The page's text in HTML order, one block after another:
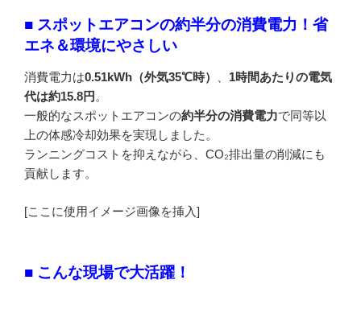
■ スポットエアコンの約半分の消費電力！省
エネ＆環境にやさしい
消費電力は0.51kWh（外気35℃時）
1時間あたりの電気
代は約15.8円 。
一般的なスポットエアコンの約半分の消費電力で同等以
上の体感冷却効果を実現しました。
ランニングコストを抑えながら、CO₂排出量の削減にも
貢献します。
[ここに使用イメージ画像を挿入]
■ こんな現場で大活躍！